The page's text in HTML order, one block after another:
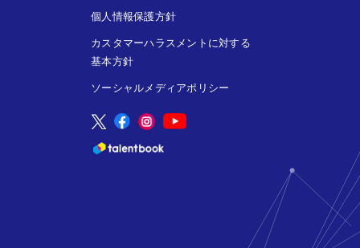
個人情報保護方針
カスタマーハラスメントに対する
基本方針
ソーシャルメディアポリシー